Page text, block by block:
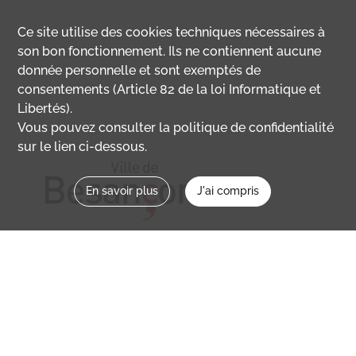
Ce site utilise descookies techniques nécessaires à
son bon fonctionnement. Ils ne contiennent aucune
donnée personnelle et sont exemptés de
consentements (Article 82 de la loi Informatique et
Libertés).
Vous pouvez consulter la politique de confidentialité
sur le lien ci-dessous.
En savoir plus J'ai compris